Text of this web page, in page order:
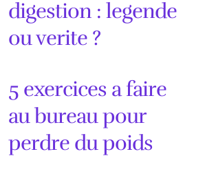
digestion : legende
ou verite ?
5 exercices a faire
au bureau pour
perdre du poids